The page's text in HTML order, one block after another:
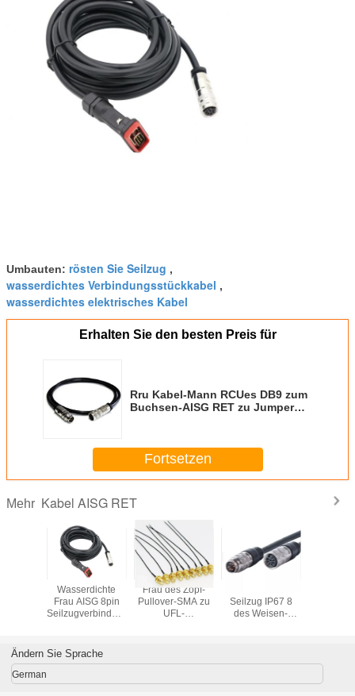
Umbauten: rösten Sie Seilzug ,
wasserdichtes Verbindungsstückkabel ,
wasserdichtes elektrisches Kabel
Erhalten Sie den besten Preis für
Rru Kabel-Mann RCUes DB9 zum
Buchsen-AISG RET zu Jumper
Fortsetzen
Mehr Kabel AISG RET
Pin
Wasserdichte
Frau AISG 8pin
Seilzugverbindungsstück
wasserdichten
RET
Frau des Zopf-
Pullover-SMA zu
UFL-
Seilzug IP67 8
des Weisen-
Ändern Sie Sprache
German